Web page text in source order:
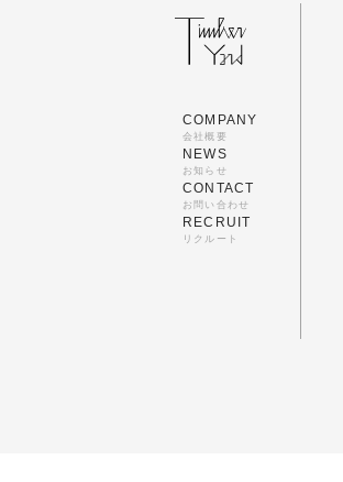
COMPANY
会社概要
NEWS
お知らせ
CONTACT
お問い合わせ
RECRUIT
リクルート